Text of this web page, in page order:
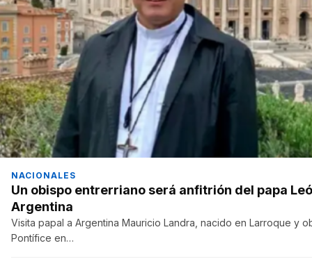
NACIONALES
Un obispo entrerriano será anfitrión del papa
Argentina
Visita papal a Argentina Mauricio Landra, nacido en Larroque y
Pontífice en…